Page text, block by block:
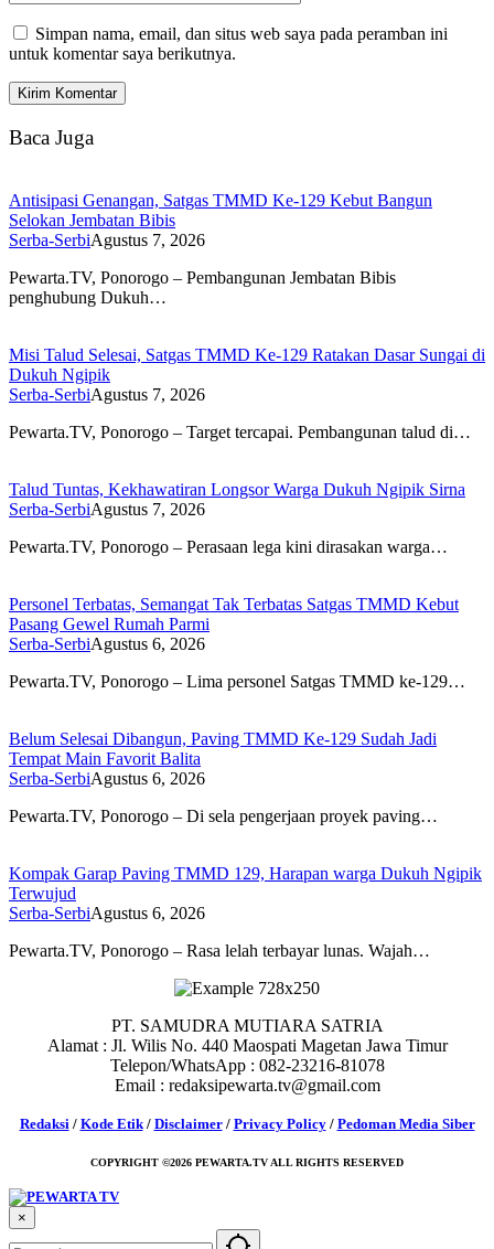
Simpan nama, email, dan situs web saya pada peramban ini
untuk komentar saya berikutnya.
Baca Juga
Antisipasi Genangan, Satgas TMMD Ke-129 Kebut Bangun
Selokan Jembatan Bibis
Serba-SerbiAgustus 7, 2026
Pewarta.TV, Ponorogo – Pembangunan Jembatan Bibis
penghubung Dukuh…
Misi Talud Selesai, Satgas TMMD Ke-129 Ratakan Dasar Sungai di
Dukuh Ngipik
Serba-SerbiAgustus 7, 2026
Pewarta.TV, Ponorogo – Target tercapai. Pembangunan talud di…
Talud Tuntas, Kekhawatiran Longsor Warga Dukuh Ngipik Sirna
Serba-SerbiAgustus 7, 2026
Pewarta.TV, Ponorogo – Perasaan lega kini dirasakan warga…
Personel Terbatas, Semangat Tak Terbatas Satgas TMMD Kebut
Pasang Gewel Rumah Parmi
Serba-SerbiAgustus 6, 2026
Pewarta.TV, Ponorogo – Lima personel Satgas TMMD ke-129…
Belum Selesai Dibangun, Paving TMMD Ke-129 Sudah Jadi
Tempat Main Favorit Balita
Serba-SerbiAgustus 6, 2026
Pewarta.TV, Ponorogo – Di sela pengerjaan proyek paving…
Kompak Garap Paving TMMD 129, Harapan warga Dukuh Ngipik
Terwujud
Serba-SerbiAgustus 6, 2026
Pewarta.TV, Ponorogo – Rasa lelah terbayar lunas. Wajah…
PT. SAMUDRA MUTIARA SATRIA
Alamat : Jl. Wilis No. 440 Maospati Magetan Jawa Timur
Telepon/WhatsApp : 082-23216-81078
Email : redaksipewarta.tv@gmail.com
Redaksi / Kode Etik/ Disclaimer/ Privacy Policy/ Pedoman Media Siber
COPYRIGHT ©2026 PEWARTA.TV ALL RIGHTS RESERVED
×